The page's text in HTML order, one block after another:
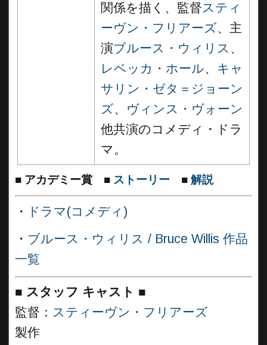
関係を描く、監督スティ
ーヴン・フリアーズ、主
演ブルース・ウィリス 、
レベッカ・ホール、 キャ
サリン・ゼタ＝ジョーン
ズ、 ヴィンス・ヴォーン
他共演のコメディ・ドラ
マ。
■ アカデミー賞 ■ ストーリー ■ 解説
・
ドラマ(コメディ)
・ ブルース・ウィリス / Bruce Willis 作品
一覧
■ スタッフ キャスト ■
監督： スティーヴン・フリアーズ
製作